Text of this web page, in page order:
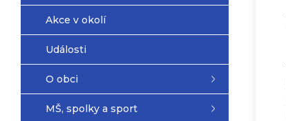
Akce v okolí
Události
O obci
MŠ, spolky a sport